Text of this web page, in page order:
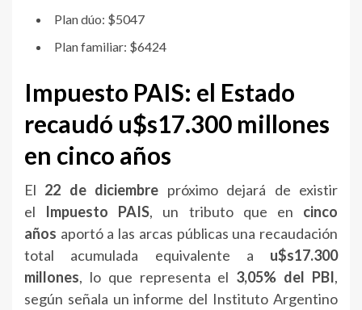
Plan dúo: $5047
Plan familiar: $6424
Impuesto PAIS: el Estado
recaudó u$s17.300 millones
en cinco años
El 22 de diciembre próximo dejará de existir
el Impuesto PAIS, un tributo que en cinco
años aportó a las arcas públicas una recaudación
total acumulada equivalente a u$s17.300
millones, lo que representa el 3,05% del PBI,
según señala un informe del Instituto Argentino